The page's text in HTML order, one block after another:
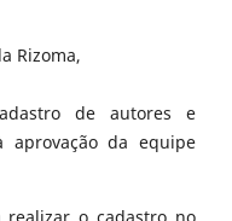
Rizoma,
de autores e
aprovação da equipe
realizar o cadastro no